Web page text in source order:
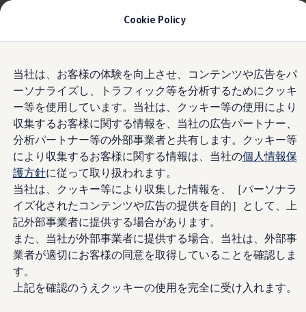
Cookie Policy
当社は、お客様の体験を向上させ、コンテンツや広告をパ
ーソナライズし、トラフィック等を分析するためにクッキ
ー等を使用しています。当社は、クッキー等の使用により
収集するお客様に関する情報を、当社の広告パートナー、
分析パートナー等の外部事業者と共有します。クッキー等
により収集するお客様に関する情報は、当社の個人情報保
護方針に従って取り扱われます。
当社は、クッキー等により収集した情報を、［パーソナラ
イズ化されたコンテンツや広告の提供を目的］として、上
記外部事業者に提供する場合があります。
また、当社が外部事業者に提供する場合、当社は、外部事
業者が適切にお客様の同意を取得していることを確認しま
す。
上記を確認のうえクッキーの使用を完全に受け入れます。
main
content
to
footer
Tiguan購入後、5年間の安心サポートが無償に
今すぐチェック
デジタルカタログ
セーフティ マイスター
デジタルカタログ
ID. Buzz
T-Cross
Tiguan
Golf
Golf GTI
Golf R
Golf Variant
Golf R Variant
Passat
ID.4
Polo
Polo GTI
Golf Touran
T-Roc R
フォルクスワーゲンマガジン
レーンキープアシストシステム”Lane
Assist”
車線逸脱しないようド
ライバーをサポート